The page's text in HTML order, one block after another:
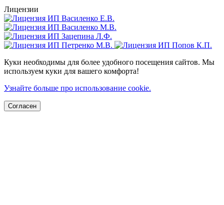
Лицензии
Куки необходимы для более удобного посещения сайтов. Мы
используем куки для вашего комфорта!
Узнайте больше про использование cookie.
Согласен